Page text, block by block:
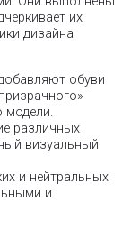
их
дизайна
обуви
модели.
различных
визуальный
и нейтральных
и